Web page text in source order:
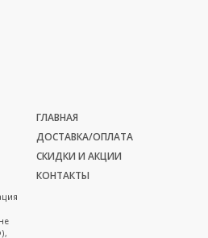
ГЛАВНАЯ
ДОСТАВКА/ОПЛАТА
СКИДКИ И АКЦИИ
КОНТАКТЫ